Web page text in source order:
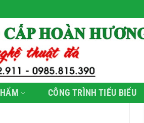
CÔNG TRÌNH TIỂU BIỂU